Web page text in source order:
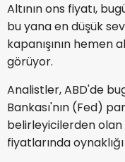
Altının ons fiyatı,
bu yana en düşük
kapanışının hemen
görüyor.
Analistler, ABD'de
Bankası'nın (Fed)
belirleyicilerden
fiyatlarında